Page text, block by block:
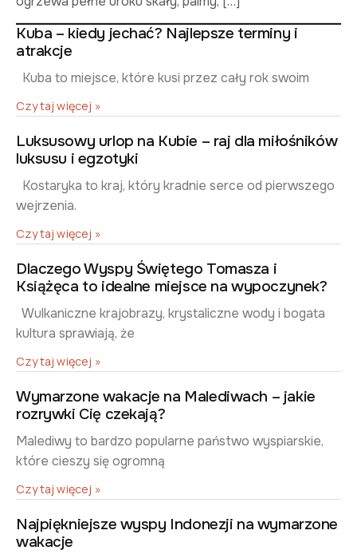
Kuba – kiedy jechać? Najlepsze terminy i
atrakcje
Kuba to miejsce, które kusi przez cały rok swoim
Czytaj więcej »
Luksusowy urlop na Kubie – raj dla miłośników
luksusu i egzotyki
Kostaryka to kraj, który kradnie serce od pierwszego
wejrzenia.
Czytaj więcej »
Dlaczego Wyspy Świętego Tomasza i
Książęca to idealne miejsce na wypoczynek?
Wulkaniczne krajobrazy, krystaliczne wody i bogata
kultura sprawiają, że
Czytaj więcej »
Wymarzone wakacje na Malediwach – jakie
rozrywki Cię czekają?
Malediwy to bardzo popularne państwo wyspiarskie,
które cieszy się ogromną
Czytaj więcej »
Najpiękniejsze wyspy Indonezji na wymarzone
wakacje